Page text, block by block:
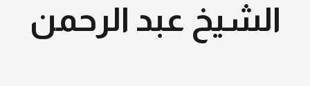
الشيخ عبد الرحمن